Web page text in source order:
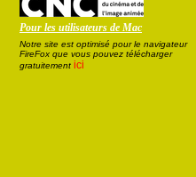
Pour les utilisateurs de Mac
Notre site est optimisé pour le navigateur
FireFox que vous pouvez télécharger
gratuitement ici